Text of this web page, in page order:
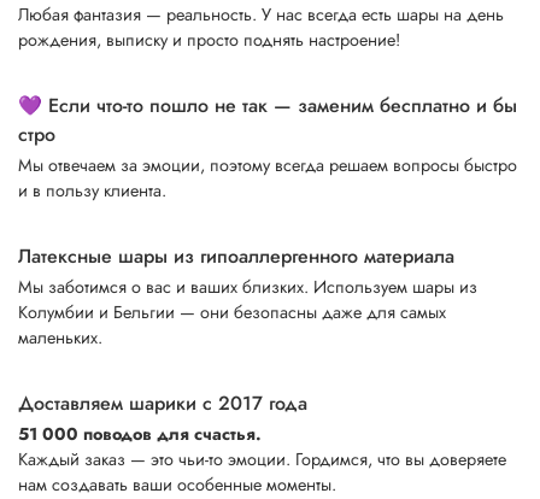
Любая фантазия — реальность. У нас всегда есть шары на день
рождения, выписку и просто поднять настроение!
💜 Если что-то пошло не так — заменим бесплатно и бы
стро
Мы отвечаем за эмоции, поэтому всегда решаем вопросы быстро
и в пользу клиента.
Латексные шары из гипоаллергенного материала
Мы заботимся о вас и ваших близких. Используем шары из
Колумбии и Бельгии — они безопасны даже для самых
маленьких.
Доставляем шарики с 2017 года
51 000 поводов для счастья.
Каждый заказ — это чьи-то эмоции. Гордимся, что вы доверяете
нам создавать ваши особенные моменты.